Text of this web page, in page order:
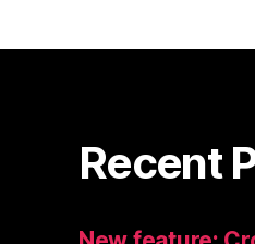
Recent